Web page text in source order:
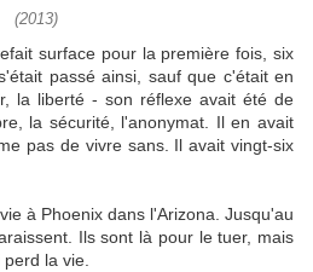
(2013)
surface pour la première fois, six
passé ainsi, sauf que c'était en
la liberté - son réflexe avait été de
la sécurité, l'anonymat. Il en avait
pas de vivre sans. Il avait vingt-six
à Phoenix dans l'Arizona. Jusqu'au
Ils sont là pour le tuer, mais
la vie.